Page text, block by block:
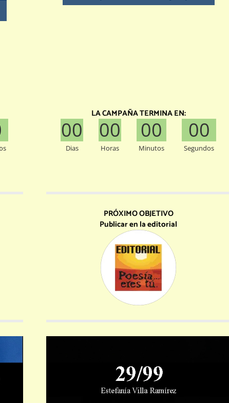
LA CAMPAÑA TERMINA EN:
00
Dias
00
Horas
00
Minutos
00
Segundos
PRÓXIMO OBJETIVO
Publicar en la editorial